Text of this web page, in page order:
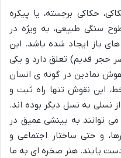
حکاکی برجسته، یا پیکره
سنگی طبیعی، به ویژه در
باز ایجاد شده باشد. این
حجر قدیم) تعلق دارد و یکی
نمادین در گونه ی انسان
این نقوش تنها راه ثبت و
نسلی به نسل دیگر بوده اند.
می توانند به بینشی عمیق در
و حتی ساختار اجتماعی و
یابند. هنر صخره ای به ما